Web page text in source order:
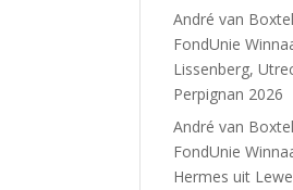
André van
FondUnie
Lissenberg,
Perpignan 2026
André van
FondUnie
Hermes uit